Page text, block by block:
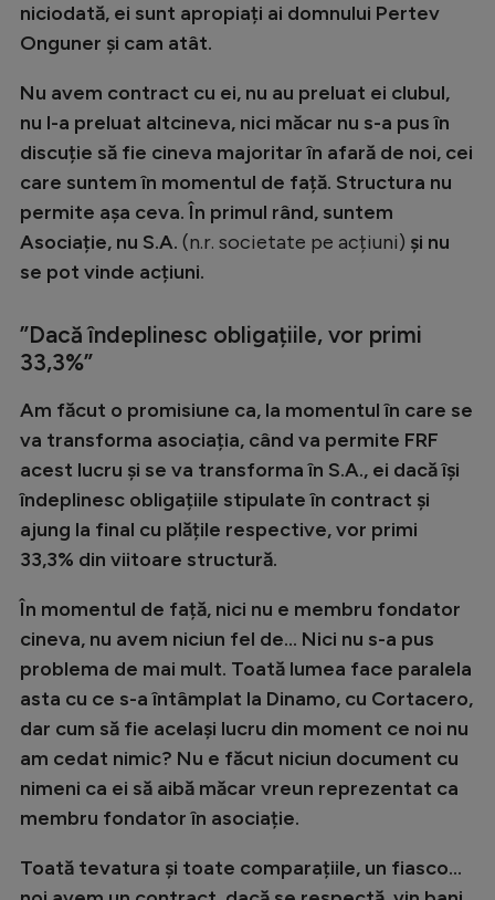
niciodată, ei sunt apropiați ai domnului Pertev
Onguner și cam atât.
Nu avem contract cu ei, nu au preluat ei clubul,
nu l-a preluat altcineva, nici măcar nu s-a pus în
discuție să fie cineva majoritar în afară de noi, cei
care suntem în momentul de față. Structura nu
permite așa ceva. În primul rând, suntem
Asociație, nu S.A. (n.r. societate pe acțiuni) și nu
se pot vinde acțiuni.
”Dacă îndeplinesc obligațiile, vor primi
33,3%”
Am făcut o promisiune ca, la momentul în care se
va transforma asociația, când va permite FRF
acest lucru și se va transforma în S.A., ei dacă își
îndeplinesc obligațiile stipulate în contract și
ajung la final cu plățile respective, vor primi
33,3% din viitoare structură.
În momentul de față, nici nu e membru fondator
cineva, nu avem niciun fel de... Nici nu s-a pus
problema de mai mult. Toată lumea face paralela
asta cu ce s-a întâmplat la Dinamo, cu Cortacero,
dar cum să fie același lucru din moment ce noi nu
am cedat nimic? Nu e făcut niciun document cu
nimeni ca ei să aibă măcar vreun reprezentat ca
membru fondator în asociație.
Toată tevatura și toate comparațiile, un fiasco...